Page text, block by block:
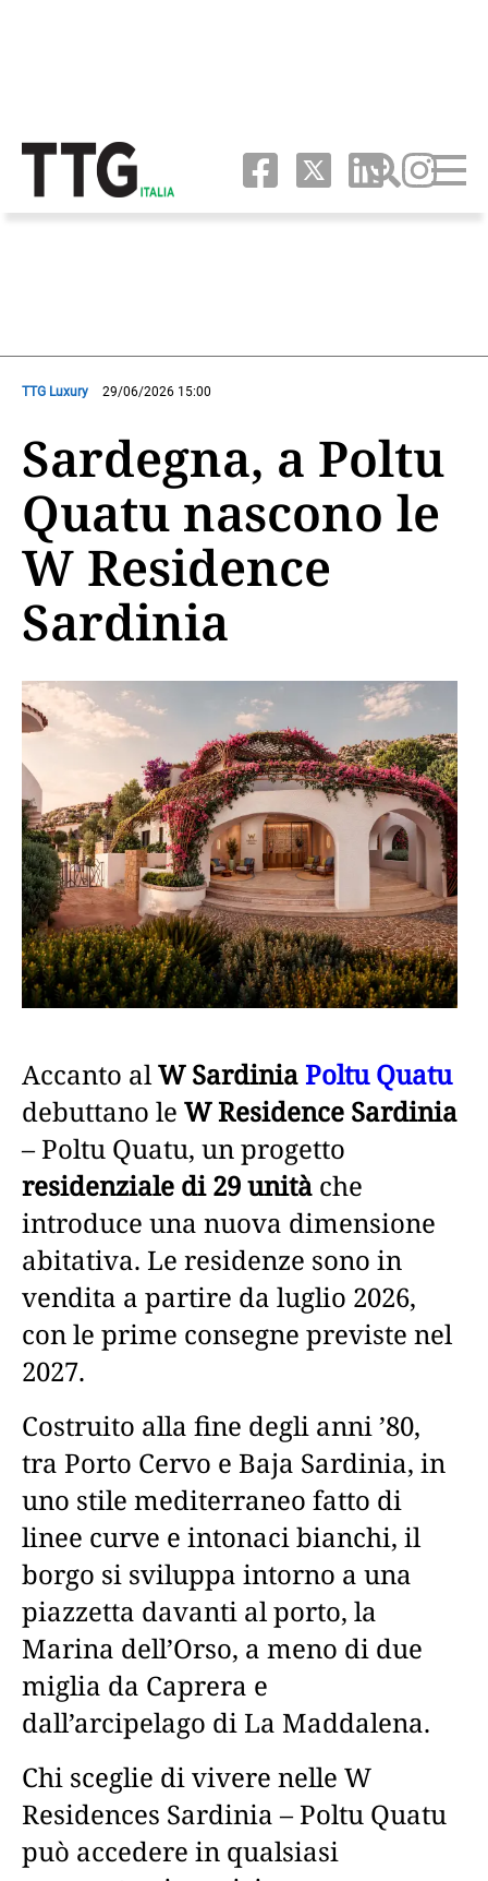
TTG Luxury 29/06/2026 15:00
Sardegna, a Poltu
Quatu nascono le
W Residence
Sardinia
Accanto alW SardiniaPoltu Quatu
debuttano le W Residence Sardinia
– Poltu Quatu, un progetto
residenziale di 29 unità che
introduce una nuova dimensione
abitativa. Le residenze sono in
vendita a partire da luglio 2026,
con le prime consegne previste nel
2027.
Costruito alla fine degli anni ’80,
tra Porto Cervo e Baja Sardinia, in
uno stile mediterraneo fatto di
linee curve e intonaci bianchi, il
borgo si sviluppa intorno a una
piazzetta davanti al porto, la
Marina dell’Orso, a meno di due
miglia da Caprera e
dall’arcipelago di La Maddalena.
Chi sceglie di vivere nelle W
Residences Sardinia – Poltu Quatu
può accedere in qualsiasi